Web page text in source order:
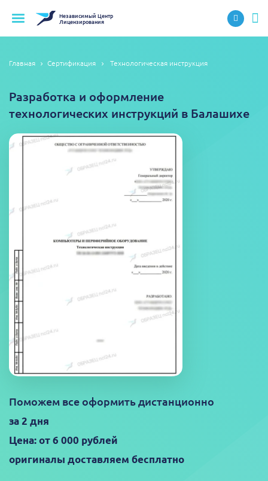
НезависимыйЦентр
Лицензирования
Главная Сертификация Технологическая инструкция
Разработка и оформление
технологических инструкций в Балашихе
Поможем все оформить дистанционно
за 2 дня
Цена: от 6 000 рублей
оригиналы доставляем бесплатно